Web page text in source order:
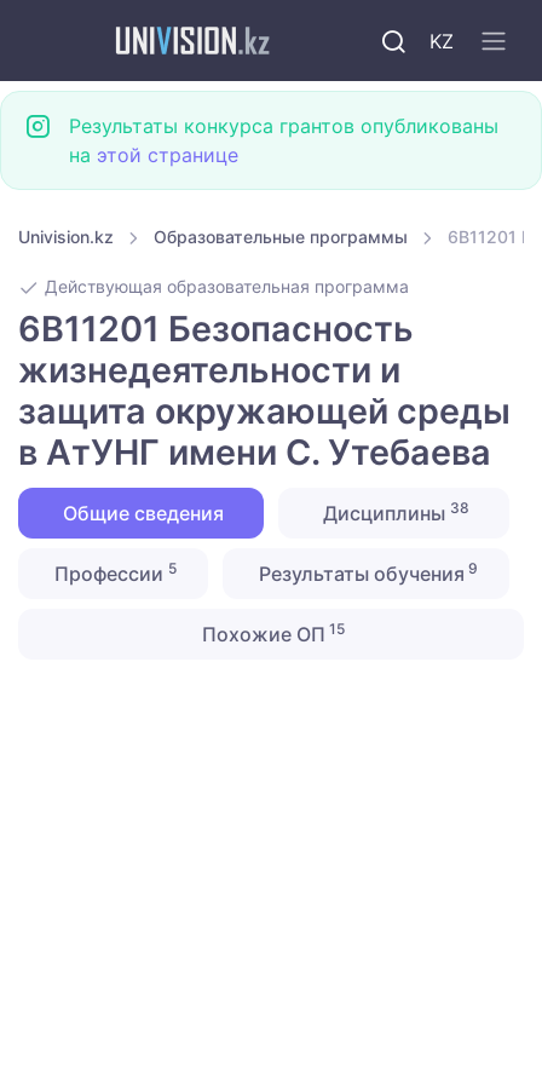
KZ
Результаты конкурса грантов опубликованы
на этой странице
Univision.kz Образовательные программы 6B11201
Действующая образовательная программа
6B11201 Безопасность
жизнедеятельности и
защита окружающей среды
в АтУНГ имени С. Утебаева
Общие сведения Дисциплины 38
Профессии 5 Результаты обучения 9
Похожие ОП 15